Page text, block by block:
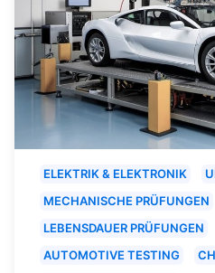
ELEKTRIK & ELEKTRONIK
MECHANISCHE PRÜFUNGEN
LEBENSDAUER PRÜFUNGEN
AUTOMOTIVE TESTING